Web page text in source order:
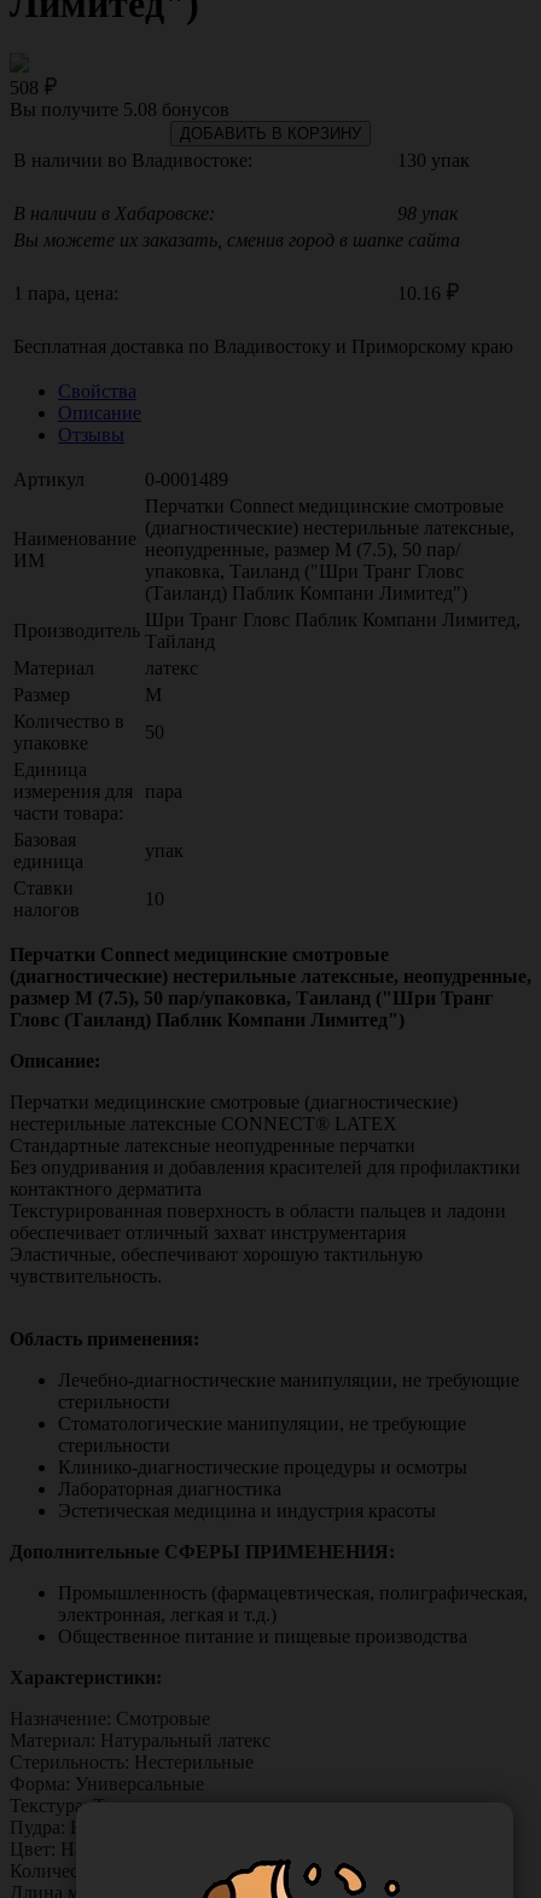
508
Вы получите 5.08 бонусов
ДОБАВИТЬ В КОРЗИНУ
В наличии во Владивостоке: 130 упак
В наличии в Хабаровске:
98 упак
Вы можете их заказать, сменив город в шапке сайта
1 пара, цена: 10.16
Бесплатная доставка по Владивостоку и Приморскому краю
Свойства
Описание
Отзывы
Артикул 0-0001489
Наименование
ИМ
Перчатки Connect медицинские смотровые
(диагностические) нестерильные латексные,
неопудренные, размер M (7.5), 50 пар/
упаковка, Таиланд ("Шри Транг Гловс
(Таиланд) Паблик Компани Лимитед")
Производитель
Шри Транг Гловс Паблик Компани Лимитед,
Тайланд
Материал
латекс
Размер
M
Количество в
упаковке
50
Единица
измерения для
части товара:
пара
Базовая
единица
упак
Ставки
налогов
10
Перчатки Connect медицинские смотровые
(диагностические) нестерильные латексные, неопудренные,
размер M (7.5), 50 пар/упаковка, Таиланд ("Шри Транг
Гловс (Таиланд) Паблик Компани Лимитед")
Описание:
Перчатки медицинские смотровые (диагностические)
нестерильные латексные CONNECT® LATEX
​Стандартные латексные неопудренные перчатки
Без опудривания и добавления красителей для профилактики
контактного дерматита
Текстурированная поверхность в области пальцев и ладони
обеспечивает отличный захват инструментария
Эластичные, обеспечивают хорошую тактильную
чувствительность.
Область применения:
Лечебно-диагностические манипуляции, не требующие
стерильности
Стоматологические манипуляции, не требующие
стерильности
Клинико-диагностические процедуры и осмотры
Лабораторная диагностика
Эстетическая медицина и индустрия красоты
Дополнительные СФЕРЫ ПРИМЕНЕНИЯ:
Промышленность (фармацевтическая, полиграфическая,
электронная, легкая и т.д.)
Общественное питание и пищевые производства
Характеристики:
Назначение: Смотровые
Материал: Натуральный латекс
Стерильность: Нестерильные
Форма: Универсальные
Текстура: Текстурированные
Пудра: Неопудренные
Цвет: Натуральный
Количество: 50 пар (100 штук) в блоке
Длина манжеты: 240 мм.